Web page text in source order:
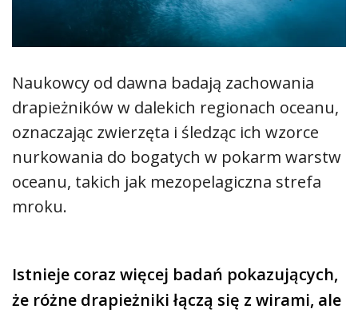
Naukowcy od dawna badają zachowania
drapieżników w dalekich regionach oceanu,
oznaczając zwierzęta i śledząc ich wzorce
nurkowania do bogatych w pokarm warstw
oceanu, takich jak mezopelagiczna strefa
mroku.
Istnieje coraz więcej badań pokazujących,
że różne drapieżniki łączą się z wirami, ale